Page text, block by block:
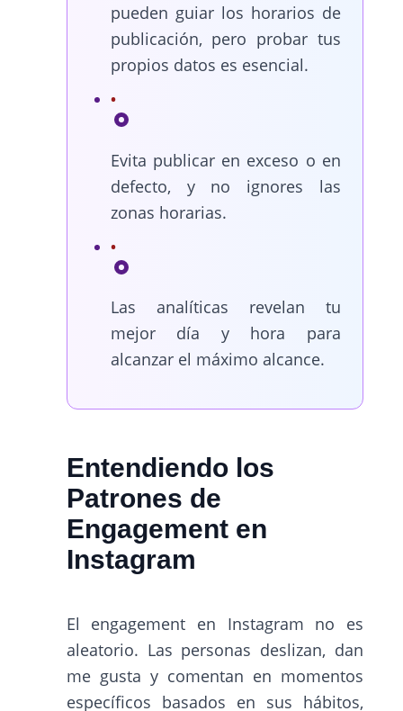
pueden guiar los horarios de
publicación, pero probar tus
propios datos es esencial.
Evita publicar en exceso o en
defecto, y no ignores las
zonas horarias.
Las analíticas revelan tu
mejor día y hora para
alcanzar el máximo alcance.
Entendiendo los
Patrones de
Engagement en
Instagram
El engagement en Instagram no es
aleatorio. Las personas deslizan, dan
me gusta y comentan en momentos
específicos basados en sus hábitos,